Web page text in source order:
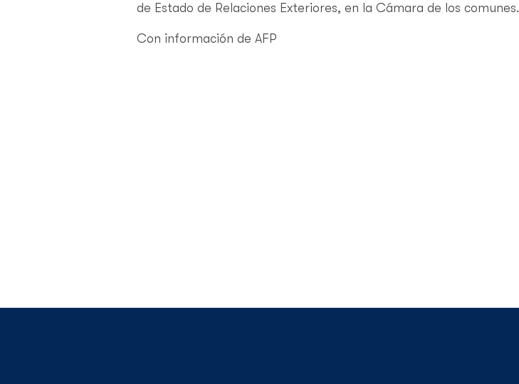
de Estado de Relaciones Exteriores, en la Cámara de los comunes.
Con información de AFP